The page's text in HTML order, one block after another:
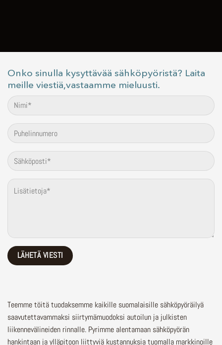
Onko sinulla kysyttävää sähköpyöristä? Laita
meille viestiä,vastaamme mieluusti.
Teemme töitä tuodaksemme kaikille suomalaisille sähköpyöräilyä
saavutettavammaksi siirtymämuodoksi autoilun ja julkisten
liikennevälineiden rinnalle. Pyrimme alentamaan sähköpyörän
hankintaan ja ylläpitoon liittyviä kustannuksia tuomalla markkinoille